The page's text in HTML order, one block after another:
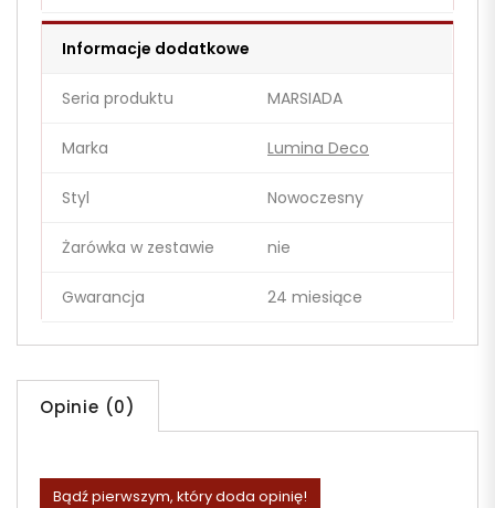
Informacje dodatkowe
Seria produktu MARSIADA
Marka Lumina Deco
Styl Nowoczesny
Żarówka w zestawie nie
Gwarancja 24 miesiące
Opinie (0)
Bądź pierwszym, który doda opinię!